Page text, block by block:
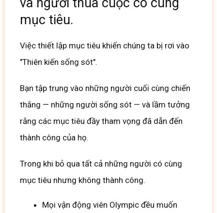
mục tiêu.
Việc thiết lập mục tiêu khiến chúng ta bị rơi vào
"Thiên kiến sống sót".
Bạn tập trung vào những người cuối cùng chiến
thắng — những người sống sót — và lầm tưởng
rằng các mục tiêu đầy tham vọng đã dẫn đến
thành công của họ.
Trong khi bỏ qua tất cả những người có cùng
mục tiêu nhưng không thành công.
Mọi vận động viên Olympic đều muốn